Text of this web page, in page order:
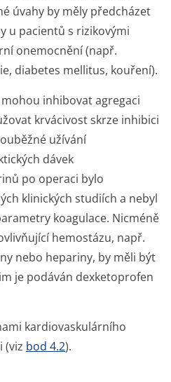
úvahy by měly předcházet
u pacientů s rizikovými
onemocnění (např.
diabetes mellitus, kouření).
inhibovat agregaci
krvácivost skrze inhibici
užívání
dávek
po operaci bylo
klinických studiích a nebyl
koagulace. Nicméně
hemostázu, např.
nebo hepariny, by měli být
je podáván dexketoprofen
kardiovaskulárního
(viz bod 4.2).